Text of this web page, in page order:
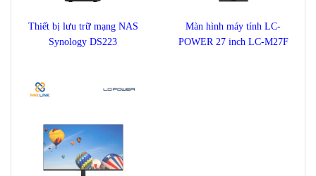
Thiết bị lưu trữ mạng NAS
Synology DS223
Màn hình máy tính LC-
POWER 27 inch LC-M27F